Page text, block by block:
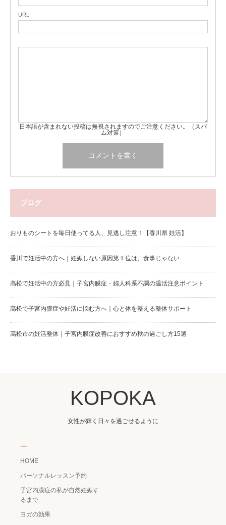
URL
日本語が含まれない投稿は無視されますのでご注意ください。（スパ
ム対策）
ブログ
おりものシートを毎日使ってる人、見逃し注意！【香川県 妊活】
香川で妊活中の方へ｜妊娠しない原因第１位は、食事じゃない…
高松で妊活中の方必見｜子宮内膜症・婦人科系不調の温活注意ポイント
高松で子宮内膜症や妊活に悩む方へ｜心と体を整える整体サポート
高松市の妊活整体｜子宮内膜症改善におすすめ秋の過ごし方15選
KOPOKA
女性が輝く日々を過ごせるように
ー
HOME
パーソナルレッスン予約
子宮内膜症の私が自然妊娠す
るまで
ヨガの効果